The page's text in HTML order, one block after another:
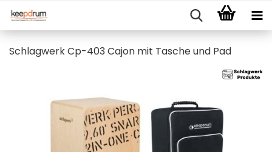
Schlagwerk Cp-403 Cajon mit Tasche und Pad